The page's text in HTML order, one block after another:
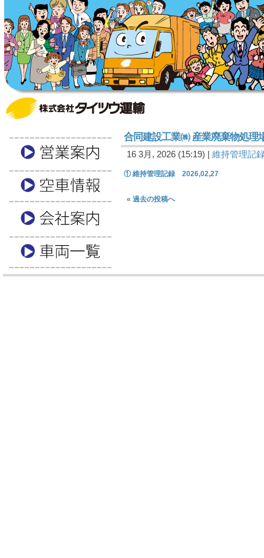
合同建設工業㈱ 産業廃棄物処
16 3月, 2026 (15:19) | 維持管理記
① 維持管理記録 2026,02,27
« 過去の投稿へ